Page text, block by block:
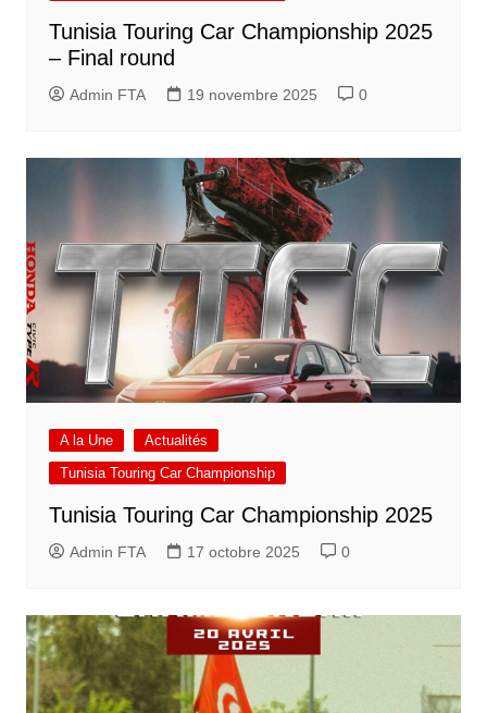
Tunisia Touring Car Championship 2025
– Final round
Admin FTA 19 novembre 2025 0
A la Une
Actualités
Tunisia Touring Car Championship
Tunisia Touring Car Championship 2025
Admin FTA 17 octobre 2025 0